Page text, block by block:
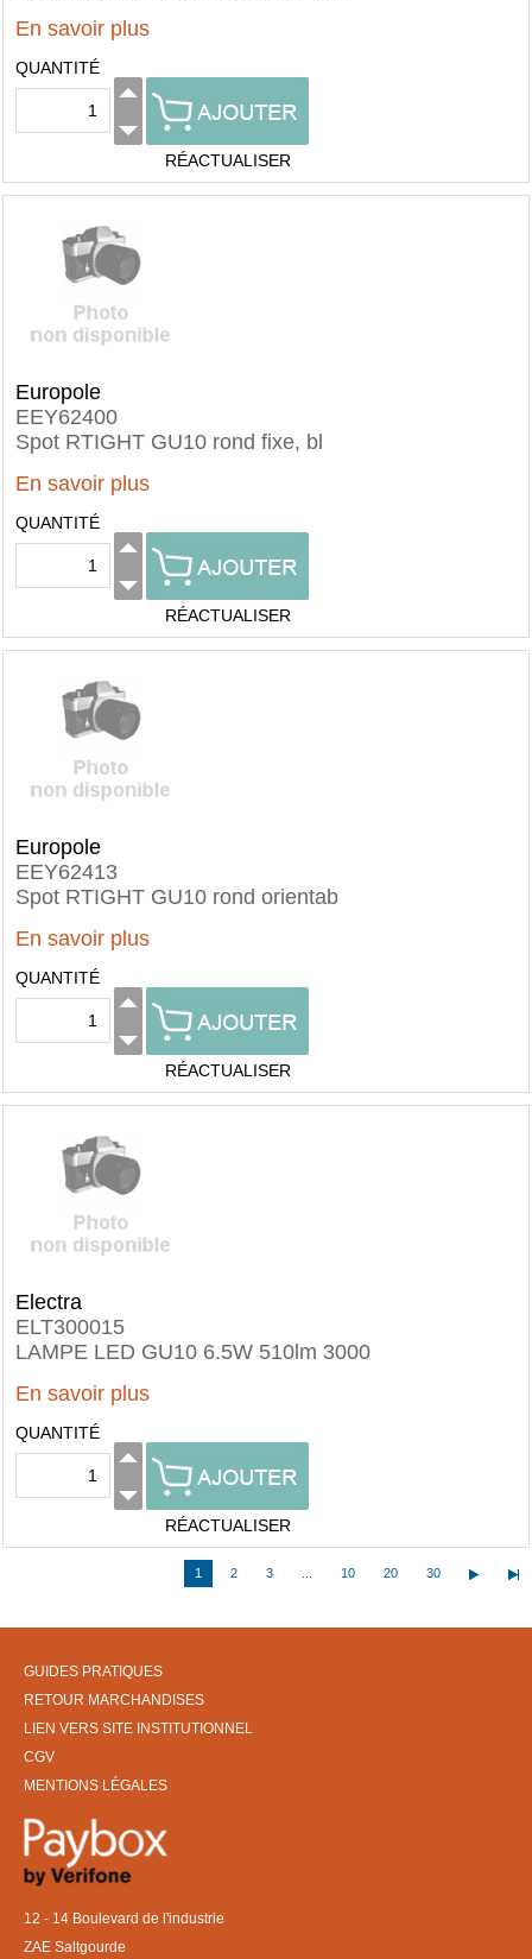
En savoir plus
QUANTITÉ
RÉACTUALISER
Europole
EEY62400
Spot RTIGHT GU10 rond fixe, bl
En savoir plus
QUANTITÉ
RÉACTUALISER
Europole
EEY62413
Spot RTIGHT GU10 rond orientab
En savoir plus
QUANTITÉ
RÉACTUALISER
Electra
ELT300015
LAMPE LED GU10 6.5W 510lm 3000
En savoir plus
QUANTITÉ
RÉACTUALISER
1 2 3 10 20 30
GUIDES PRATIQUES
RETOUR MARCHANDISES
LIEN VERS SITE INSTITUTIONNEL
CGV
MENTIONS LÉGALES
12 - 14 Boulevard de l'industrie
ZAE Saltgourde